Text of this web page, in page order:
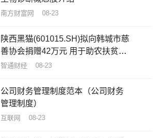
南方财富网 08-23
陕西黑猫(601015.SH)拟向韩城市慈
善协会捐赠42万元 用于助农扶贫和
慈善事业
智通财经 08-23
公司财务管理制度范本（公司财务
管理制度）
互联网 08-23